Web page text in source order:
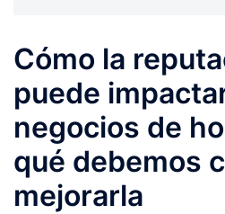
Cómo la
puede
negocios de
qué debemos
mejorarla